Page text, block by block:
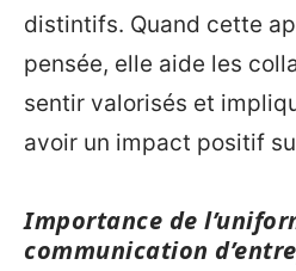
distintifs. Quand cette
pensée, elle aide les
sentir valorisés et
avoir un impact positif
Importance de
communication